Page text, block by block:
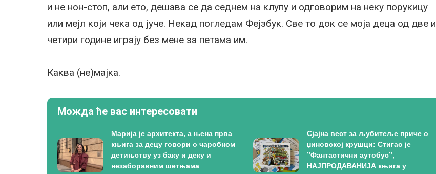
и не нон-стоп, али ето, дешава се да седнем на клупу и одговорим на неку порукицу
или мејл који чека од јуче. Некад погледам Фејзбук. Све то док се моја деца од две и
четири године играју без мене за петама им.
Каква (не)мајка.
Можда ће вас интересовати
Марија је архитекта, а њена прва
књига за децу говори о чаробном
детињству уз баку и деку и
незаборавним шетњама
Сјајна вест за љубитеље приче о
џиновској крушци: Стигао је
”Фантастични аутобус”,
НАЈПРОДАВАНИЈА књига у